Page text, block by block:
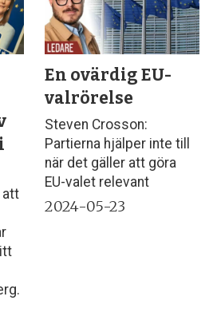
att
En ovärdig EU-
valrörelse
Steven Crosson:
Partierna hjälper inte till
när det gäller att göra
EU-valet relevant
2024-05-23